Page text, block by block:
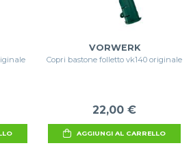
VORWERK
Copri bastone folletto vk140 originale
22,00 €
AGGIUNGI AL CARRELLO